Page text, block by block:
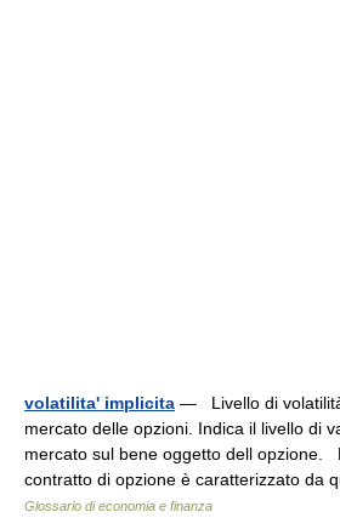
volatilita' implicita — Livello di
mercato delle opzioni. Indica il livello di
mercato sul bene oggetto dell
contratto di opzione è caratterizzato
Glossario di economia e finanza